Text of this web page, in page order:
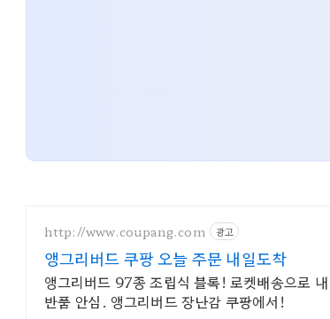
http://www.coupang.com 광고
앵그리버드 쿠팡 오늘 주문 내일도착
앵그리버드 97종 조립식 블록! 로켓배송으로
반품 안심. 앵그리버드 장난감 쿠팡에서!